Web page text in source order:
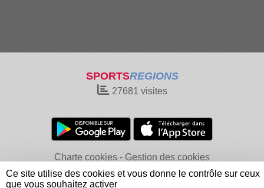
SPORTSREGIONS
27681 visites
Charte cookies
Gestion des cookies
Informations légales
Signaler un contenu inapproprié
Ce site utilise des cookies et vous donne le contrôle sur ceux
que vous souhaitez activer